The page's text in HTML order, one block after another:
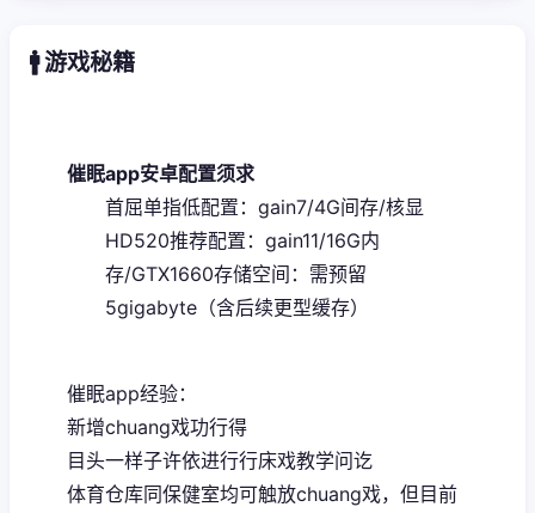
🚹 游戏秘籍
催眠app安卓配置须求
​首屈单指低配置​ ​：gain7/4G间存/核显
HD520​推荐配置​ ​：gain11/16G内
存/GTX1660​存储空间​ ​：需预留
5gigabyte（含后续更型缓存）
催眠app经验：
新增chuang戏功行得
目头一样子许依进行行床戏教学问讫
体育仓库同保健室均可触放chuang戏，但目前